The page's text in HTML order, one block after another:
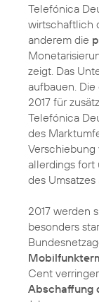
Telefónica
wirtschaftlich
anderem die
zeigt. Das
aufbauen.
2017 für
Telefónica
des
Verschiebung
allerdings fort
des
2017 werden
besonders
Cent
Abschaffung